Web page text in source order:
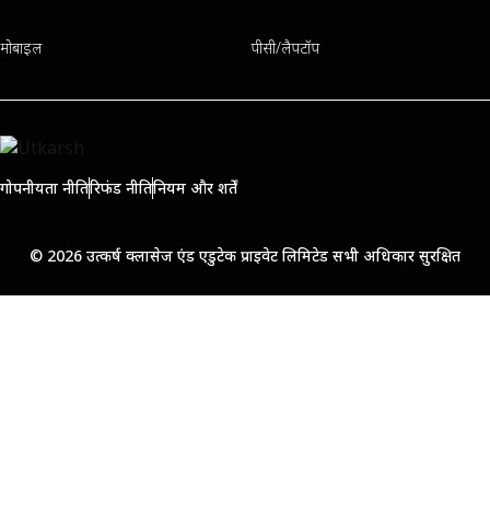
मोबाइल पीसी/लैपटॉप
गोपनीयता नीतिरिफंड नीतिनियम और शर्तें
© 2026 उत्कर्ष क्लासेज एंड एडुटेक प्राइवेट लिमिटेड सभी अधिकार सुरक्षित